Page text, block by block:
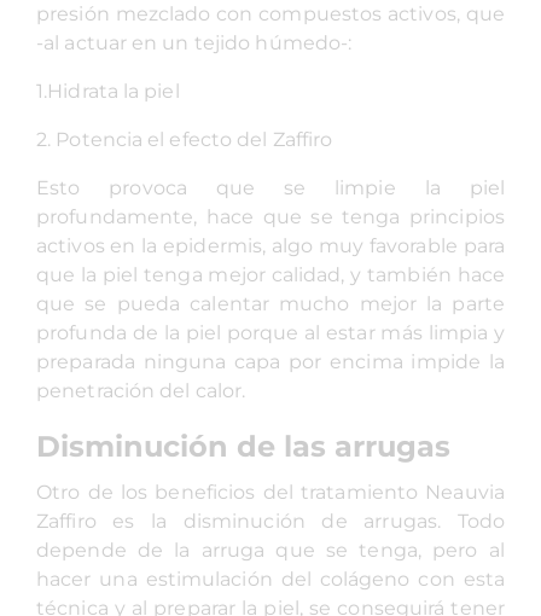
presión mezclado con compuestos activos, que
-al actuar en un tejido húmedo-:
1.Hidrata la piel
2. Potencia el efecto del Zaffiro
Esto provoca que se limpie la piel
profundamente, hace que se tenga principios
activos en la epidermis, algo muy favorable para
que la piel tenga mejor calidad, y también hace
que se pueda calentar mucho mejor la parte
profunda de la piel porque al estar más limpia y
preparada ninguna capa por encima impide la
penetración del calor.
Disminución de las arrugas
Otro de los beneficios del tratamiento Neauvia
Zaffiro es la disminución de arrugas. Todo
depende de la arruga que se tenga, pero al
hacer una estimulación del colágeno con esta
técnica y al preparar la piel, se conseguirá tener